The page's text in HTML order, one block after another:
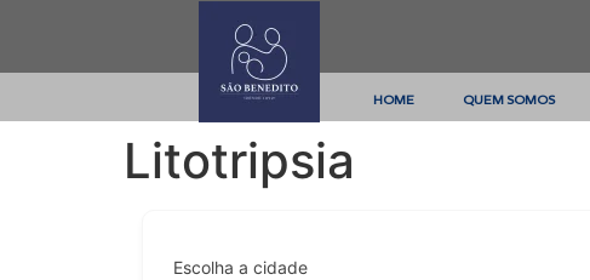
HOME QUEM SOMOS
Litotripsia
Escolha a cidade